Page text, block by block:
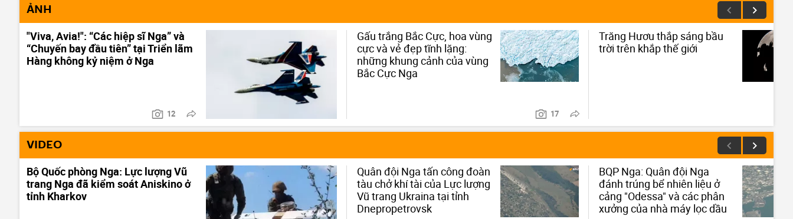
ẢNH
12
"Viva, Avia!": “Các hiệp sĩ Nga” và
“Chuyến bay đầu tiên” tại Triển lãm
Hàng không kỷ niệm ở Nga
17
Gấu trắng Bắc Cực, hoa vùng
cực và vẻ đẹp tĩnh lặng:
những khung cảnh của vùng
Bắc Cực Nga
Trăng Hươu thắp sáng bầu
trời trên khắp thế giới
VIDEO
Bộ Quốc phòng Nga: Lực lượng Vũ
trang Nga đã kiểm soát Aniskino ở
tỉnh Kharkov
Quân đội Nga tấn công đoàn
tàu chở khí tài của Lực lượng
Vũ trang Ukraina tại tỉnh
Dnepropetrovsk
BQP Nga: Quân đội Nga
đánh trúng bể nhiên liệu ở
cảng "Odessa" và các phân
xưởng của nhà máy lọc dầu